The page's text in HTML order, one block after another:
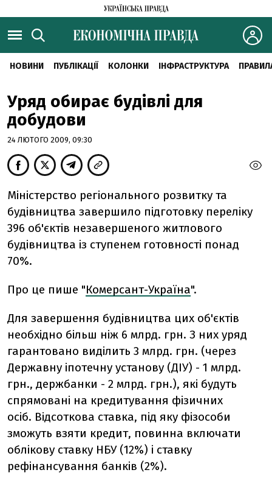
НОВИНИ ПУБЛІКАЦІЇ КОЛОНКИ ІНФРАСТРУКТУРА
Уряд обирає будівлі для
добудови
24 ЛЮТОГО 2009, 09:30
Міністерство регіонального розвитку та
будівництва завершило підготовку переліку
396 об'єктів незавершеного житлового
будівництва із ступенем готовності понад
70%.
Про це пише "Комерсант-Україна".
Для завершення будівництва цих об'єктів
необхідно більш ніж 6 млрд. грн. З них уряд
гарантовано виділить 3 млрд. грн. (через
Державну іпотечну установу (ДІУ) - 1 млрд.
грн., держбанки - 2 млрд. грн.), які будуть
спрямовані на кредитування фізичних
осіб. Відсоткова ставка, під яку фізособи
зможуть взяти кредит, повинна включати
облікову ставку НБУ (12%) і ставку
рефінансування банків (2%).